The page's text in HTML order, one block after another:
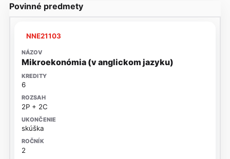
Povinné predmety
NNE21103
Mikroekonómia (v anglickom jazyku)
6
2P + 2C
skúška
2